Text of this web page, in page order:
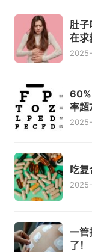
肚子
在求
率超
吃复
一管
了！